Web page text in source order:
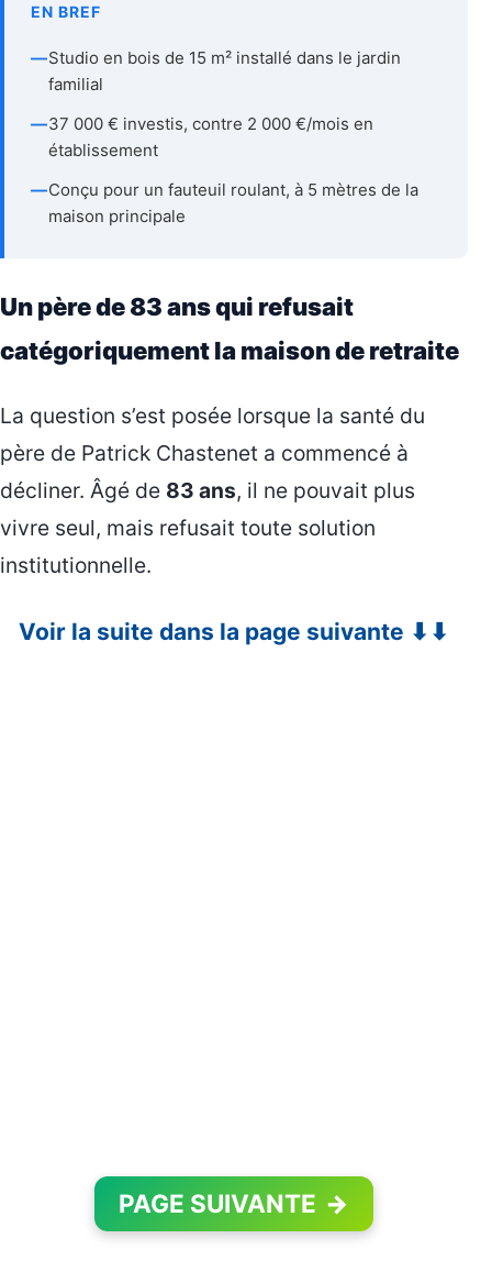
EN BREF
—Studio en bois de 15 m² installé dans le jardin
familial
—37 000 € investis, contre 2 000 €/mois en
établissement
—Conçu pour un fauteuil roulant, à 5 mètres de la
maison principale
Un père de 83 ans qui refusait
catégoriquement la maison de retraite
La question s’est posée lorsque la santé du
père de Patrick Chastenet a commencé à
décliner. Âgé de 83 ans, il ne pouvait plus
vivre seul, mais refusait toute solution
institutionnelle.
Voir la suite dans la page suivante ⬇⬇
PAGE SUIVANTE →